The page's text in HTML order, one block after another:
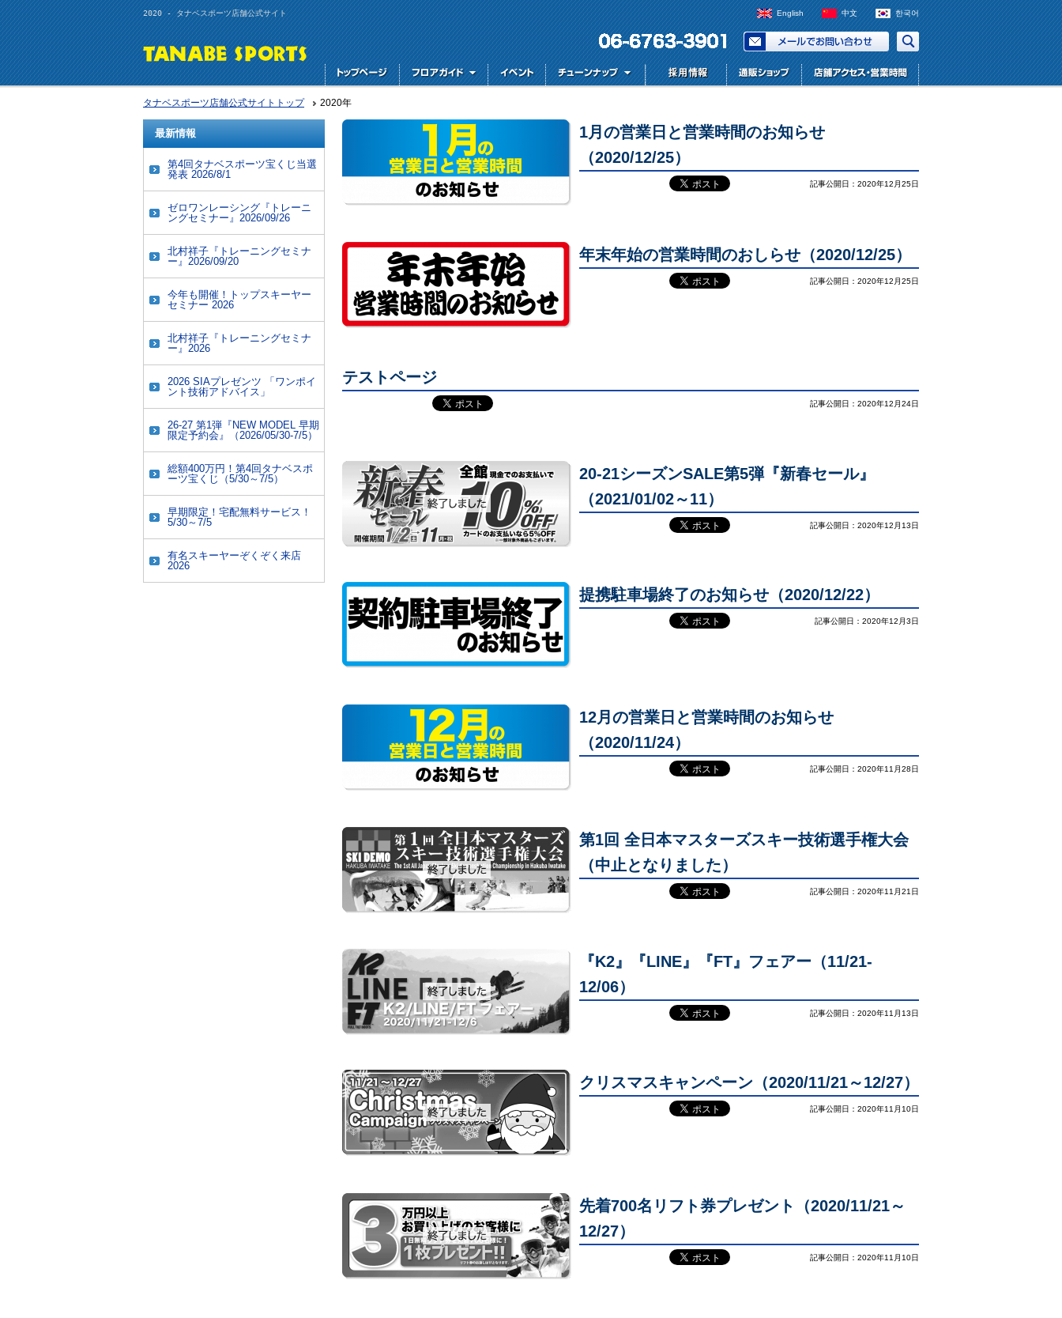
2020 - タナベスポーツ店舗公式サイト English 中文 한국어
タナベスポーツ店舗公式サイトトップ 2020年
1月の営業日と営業時間のお知らせ
（2020/12/25）
記事公開日：2020年12月25日
年末年始の営業時間のおしらせ（2020/12/25）
記事公開日：2020年12月25日
テストページ
記事公開日：2020年12月24日
20-21シーズンSALE第5弾『新春セール』
（2021/01/02～11）
記事公開日：2020年12月13日
提携駐車場終了のお知らせ（2020/12/22）
記事公開日：2020年12月3日
12月の営業日と営業時間のお知らせ
（2020/11/24）
記事公開日：2020年11月28日
第1回 全日本マスターズスキー技術選手権大会
（中止となりました）
記事公開日：2020年11月21日
『K2』『LINE』『FT』フェアー（11/21-
12/06）
記事公開日：2020年11月13日
クリスマスキャンペーン（2020/11/21～12/27）
記事公開日：2020年11月10日
先着700名リフト券プレゼント（2020/11/21～
12/27）
記事公開日：2020年11月10日
最新情報
第4回タナベスポーツ宝くじ当選
発表 2026/8/1
ゼロワンレーシング『トレーニ
ングセミナー』2026/09/26
北村祥子『トレーニングセミナ
ー』2026/09/20
今年も開催！トップスキーヤー
セミナー 2026
北村祥子『トレーニングセミナ
ー』2026
2026 SIAプレゼンツ 「ワンポイ
ント技術アドバイス」
26-27 第1弾『NEW MODEL 早期
限定予約会』（2026/05/30-7/5）
総額400万円！第4回タナベスポ
ーツ宝くじ（5/30～7/5）
早期限定！宅配無料サービス！
5/30～7/5
有名スキーヤーぞくぞく来店
2026